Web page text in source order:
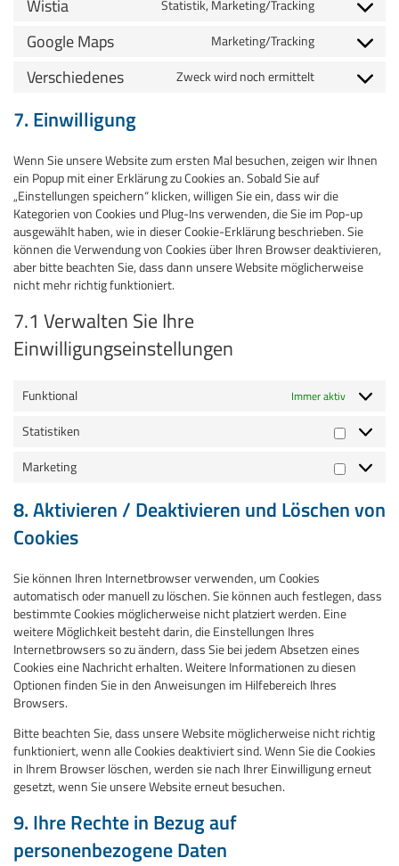
service
Wistia Statistik, Marketing/Tracking
Consent
service
Google Maps Marketing/Tracking
Consent
service
Verschiedenes Zweck wird noch ermittelt
Consent
7. Einwilligung
Wenn Sie unsere Website zum ersten Mal besuchen, zeigen wir Ihnen
ein Popup mit einer Erklärung zu Cookies an. Sobald Sie auf
„Einstellungen speichern“ klicken, willigen Sie ein, dass wir die
Kategorien von Cookies und Plug-Ins verwenden, die Sie im Pop-up
ausgewählt haben, wie in dieser Cookie-Erklärung beschrieben. Sie
können die Verwendung von Cookies über Ihren Browser deaktivieren,
aber bitte beachten Sie, dass dann unsere Website möglicherweise
nicht mehr richtig funktioniert.
7.1 Verwalten Sie Ihre
Einwilligungseinstellungen
Funktional Immer aktiv
Statistiken
Marketing
Marketing
8. Aktivieren / Deaktivieren und Löschen von
Cookies
Sie können Ihren Internetbrowser verwenden, um Cookies
automatisch oder manuell zu löschen. Sie können auch festlegen, dass
bestimmte Cookies möglicherweise nicht platziert werden. Eine
weitere Möglichkeit besteht darin, die Einstellungen Ihres
Internetbrowsers so zu ändern, dass Sie bei jedem Absetzen eines
Cookies eine Nachricht erhalten. Weitere Informationen zu diesen
Optionen finden Sie in den Anweisungen im Hilfebereich Ihres
Browsers.
Bitte beachten Sie, dass unsere Website möglicherweise nicht richtig
funktioniert, wenn alle Cookies deaktiviert sind. Wenn Sie die Cookies
in Ihrem Browser löschen, werden sie nach Ihrer Einwilligung erneut
gesetzt, wenn Sie unsere Website erneut besuchen.
9. Ihre Rechte in Bezug auf
personenbezogene Daten